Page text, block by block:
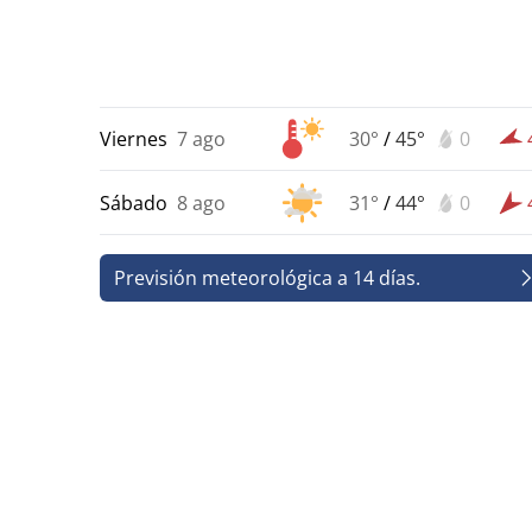
Viernes 7 ago 30° /45° 0
Sábado 8 ago 31° /44° 0
Previsión meteorológica a 14 días.